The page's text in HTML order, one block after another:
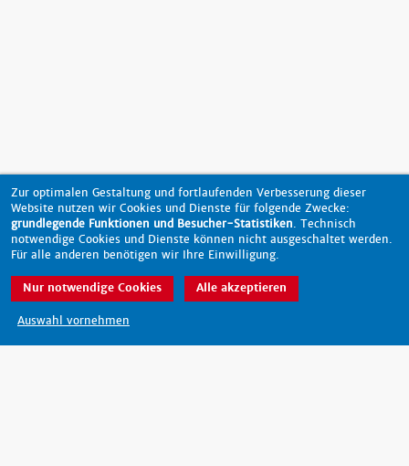
nach oben
Zur optimalen Gestaltung und fortlaufenden Verbesserung dieser
Website nutzen wir Cookies und Dienste für folgende Zwecke:
grundlegende Funktionen und Besucher-Statistiken. Technisch
notwendige Cookies und Dienste können nicht ausgeschaltet werden.
Für alle anderen benötigen wir Ihre Einwilligung.
Auswahl vornehmen
Nur notwendige Cookies Alle akzeptieren